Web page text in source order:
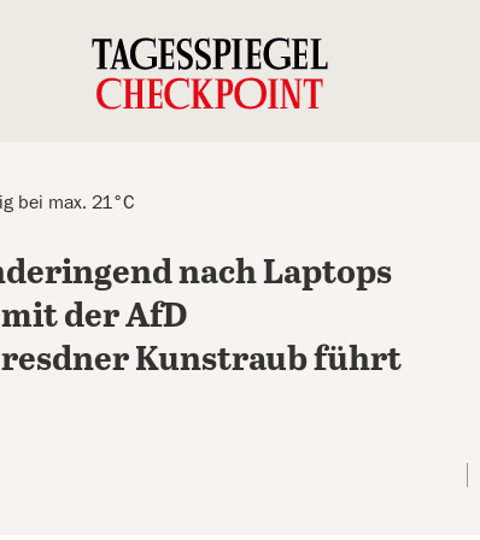
bei max. 21°C
nach Laptops
der AfD
Kunstraub führt